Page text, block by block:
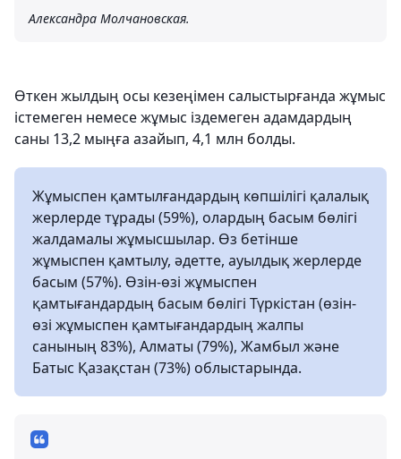
Александра Молчановская.
Өткен жылдың осы кезеңімен салыстырғанда жұмыс
істемеген немесе жұмыс іздемеген адамдардың
саны 13,2 мыңға азайып, 4,1 млн болды.
Жұмыспен қамтылғандардың көпшілігі қалалық
жерлерде тұрады (59%), олардың басым бөлігі
жалдамалы жұмысшылар. Өз бетінше
жұмыспен қамтылу, әдетте, ауылдық жерлерде
басым (57%). Өзін-өзі жұмыспен
қамтығандардың басым бөлігі Түркістан (өзін-
өзі жұмыспен қамтығандардың жалпы
санының 83%), Алматы (79%), Жамбыл және
Батыс Қазақстан (73%) облыстарында.